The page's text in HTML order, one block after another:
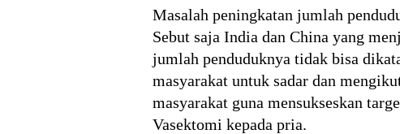
Masalah peningkatan jumlah
Sebut saja India dan China yang
jumlah penduduknya tidak bisa
masyarakat untuk sadar dan
masyarakat guna mensukseskan
Vasektomi kepada pria.